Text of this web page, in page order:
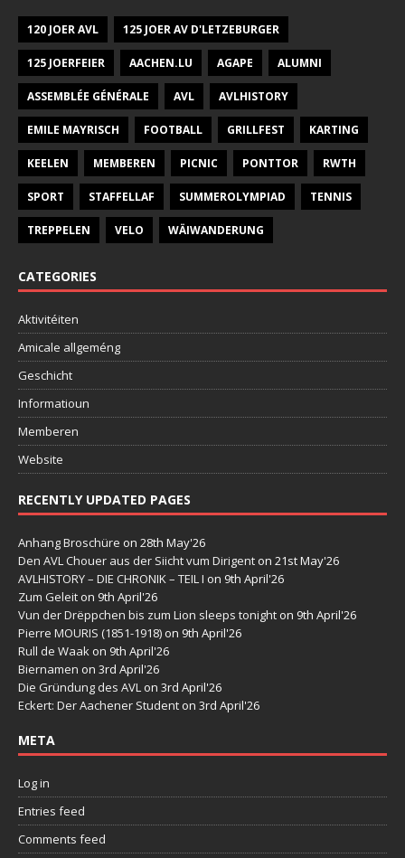
120 JOER AVL 125 JOER AV D'LETZEBURGER
125 JOERFEIER AACHEN.LU AGAPE ALUMNI
ASSEMBLÉE GÉNÉRALE AVL AVLHISTORY
EMILE MAYRISCH FOOTBALL GRILLFEST KARTING
KEELEN MEMBEREN PICNIC PONTTOR RWTH
SPORT STAFFELLAF SUMMEROLYMPIAD TENNIS
TREPPELEN VELO WÄIWANDERUNG
CATEGORIES
Aktivitéiten
Amicale allgeméng
Geschicht
Informatioun
Memberen
Website
RECENTLY UPDATED PAGES
Anhang Broschüre on 28th May'26
Den AVL Chouer aus der Siicht vum Dirigent on 21st May'26
AVLHISTORY – DIE CHRONIK – TEIL I on 9th April'26
Zum Geleit on 9th April'26
Vun der Drëppchen bis zum Lion sleeps tonight on 9th April'26
Pierre MOURIS (1851-1918) on 9th April'26
Rull de Waak on 9th April'26
Biernamen on 3rd April'26
Die Gründung des AVL on 3rd April'26
Eckert: Der Aachener Student on 3rd April'26
META
Log in
Entries feed
Comments feed